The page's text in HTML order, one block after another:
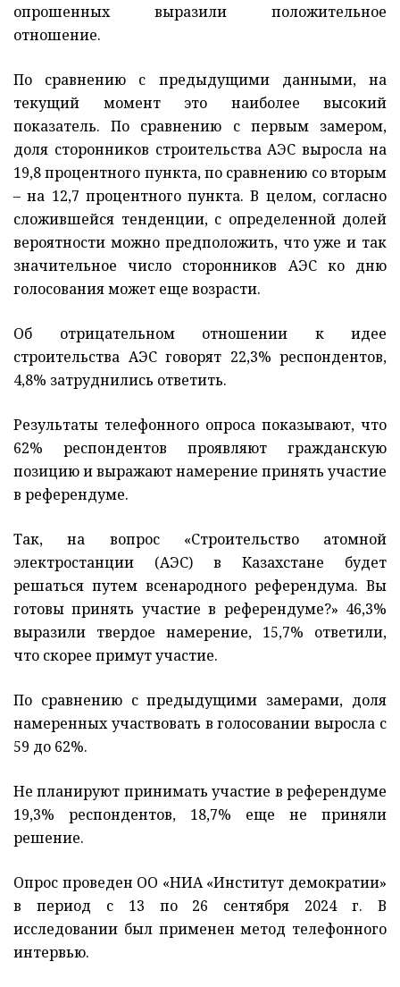
опрошенных выразили положительное
отношение.
По сравнению с предыдущими данными, на
текущий момент это наиболее высокий
показатель. По сравнению с первым замером,
доля сторонников строительства АЭС выросла на
19,8 процентного пункта, по сравнению со вторым
– на 12,7 процентного пункта. В целом, согласно
сложившейся тенденции, с определенной долей
вероятности можно предположить, что уже и так
значительное число сторонников АЭС ко дню
голосования может еще возрасти.
Об отрицательном отношении к идее
строительства АЭС говорят 22,3% респондентов,
4,8% затруднились ответить.
Результаты телефонного опроса показывают, что
62% респондентов проявляют гражданскую
позицию и выражают намерение принять участие
в референдуме.
Так, на вопрос «Строительство атомной
электростанции (АЭС) в Казахстане будет
решаться путем всенародного референдума. Вы
готовы принять участие в референдуме?» 46,3%
выразили твердое намерение, 15,7% ответили,
что скорее примут участие.
По сравнению с предыдущими замерами, доля
намеренных участвовать в голосовании выросла с
59 до 62%.
Не планируют принимать участие в референдуме
19,3% респондентов, 18,7% еще не приняли
решение.
Опрос проведен ОО «НИА «Институт демократии»
в период с 13 по 26 сентября 2024 г. В
исследовании был применен метод телефонного
интервью.